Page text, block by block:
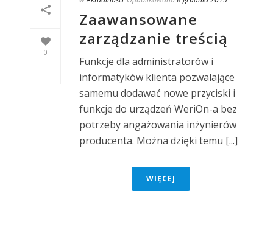
0
Zaawansowane
zarządzanie treścią
Funkcje dla administratorów i
informatyków klienta pozwalające
samemu dodawać nowe przyciski i
funkcje do urządzeń WeriOn-a bez
potrzeby angażowania inżynierów
producenta. Można dzięki temu [...]
WIĘCEJ